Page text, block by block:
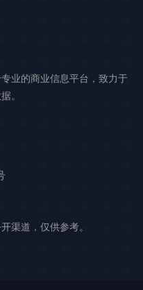
业的商业信息平台，致力于
。
渠道，仅供参考。